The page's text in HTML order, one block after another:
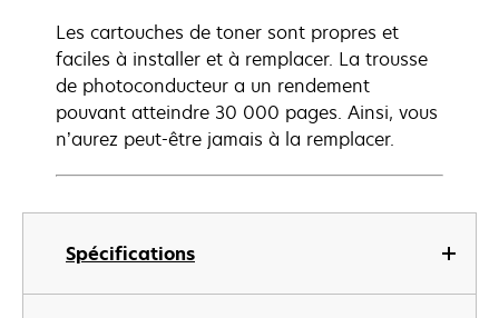
Spécifications
Les cartouches de toner sont propres et
faciles à installer et à remplacer. La trousse
de photoconducteur a un rendement
pouvant atteindre 30 000 pages. Ainsi, vous
n’aurez peut-être jamais à la remplacer.